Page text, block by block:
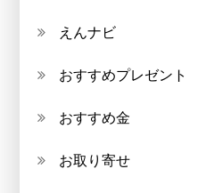
えんナビ
おすすめプレゼント
おすすめ金
お取り寄せ